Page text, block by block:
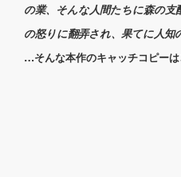
の業、そんな人間たちに森の
の怒りに翻弄され、果てに人知
…そんな本作のキャッチコピーは